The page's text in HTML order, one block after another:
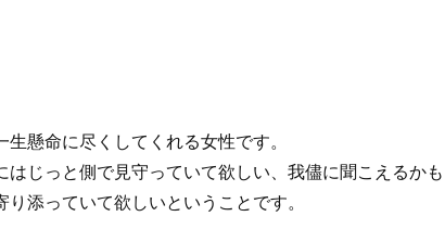
懸命に尽くしてくれる女性です。
じっと側で見守っていて欲しい、我儘に聞こえるかも
添っていて欲しいということです。